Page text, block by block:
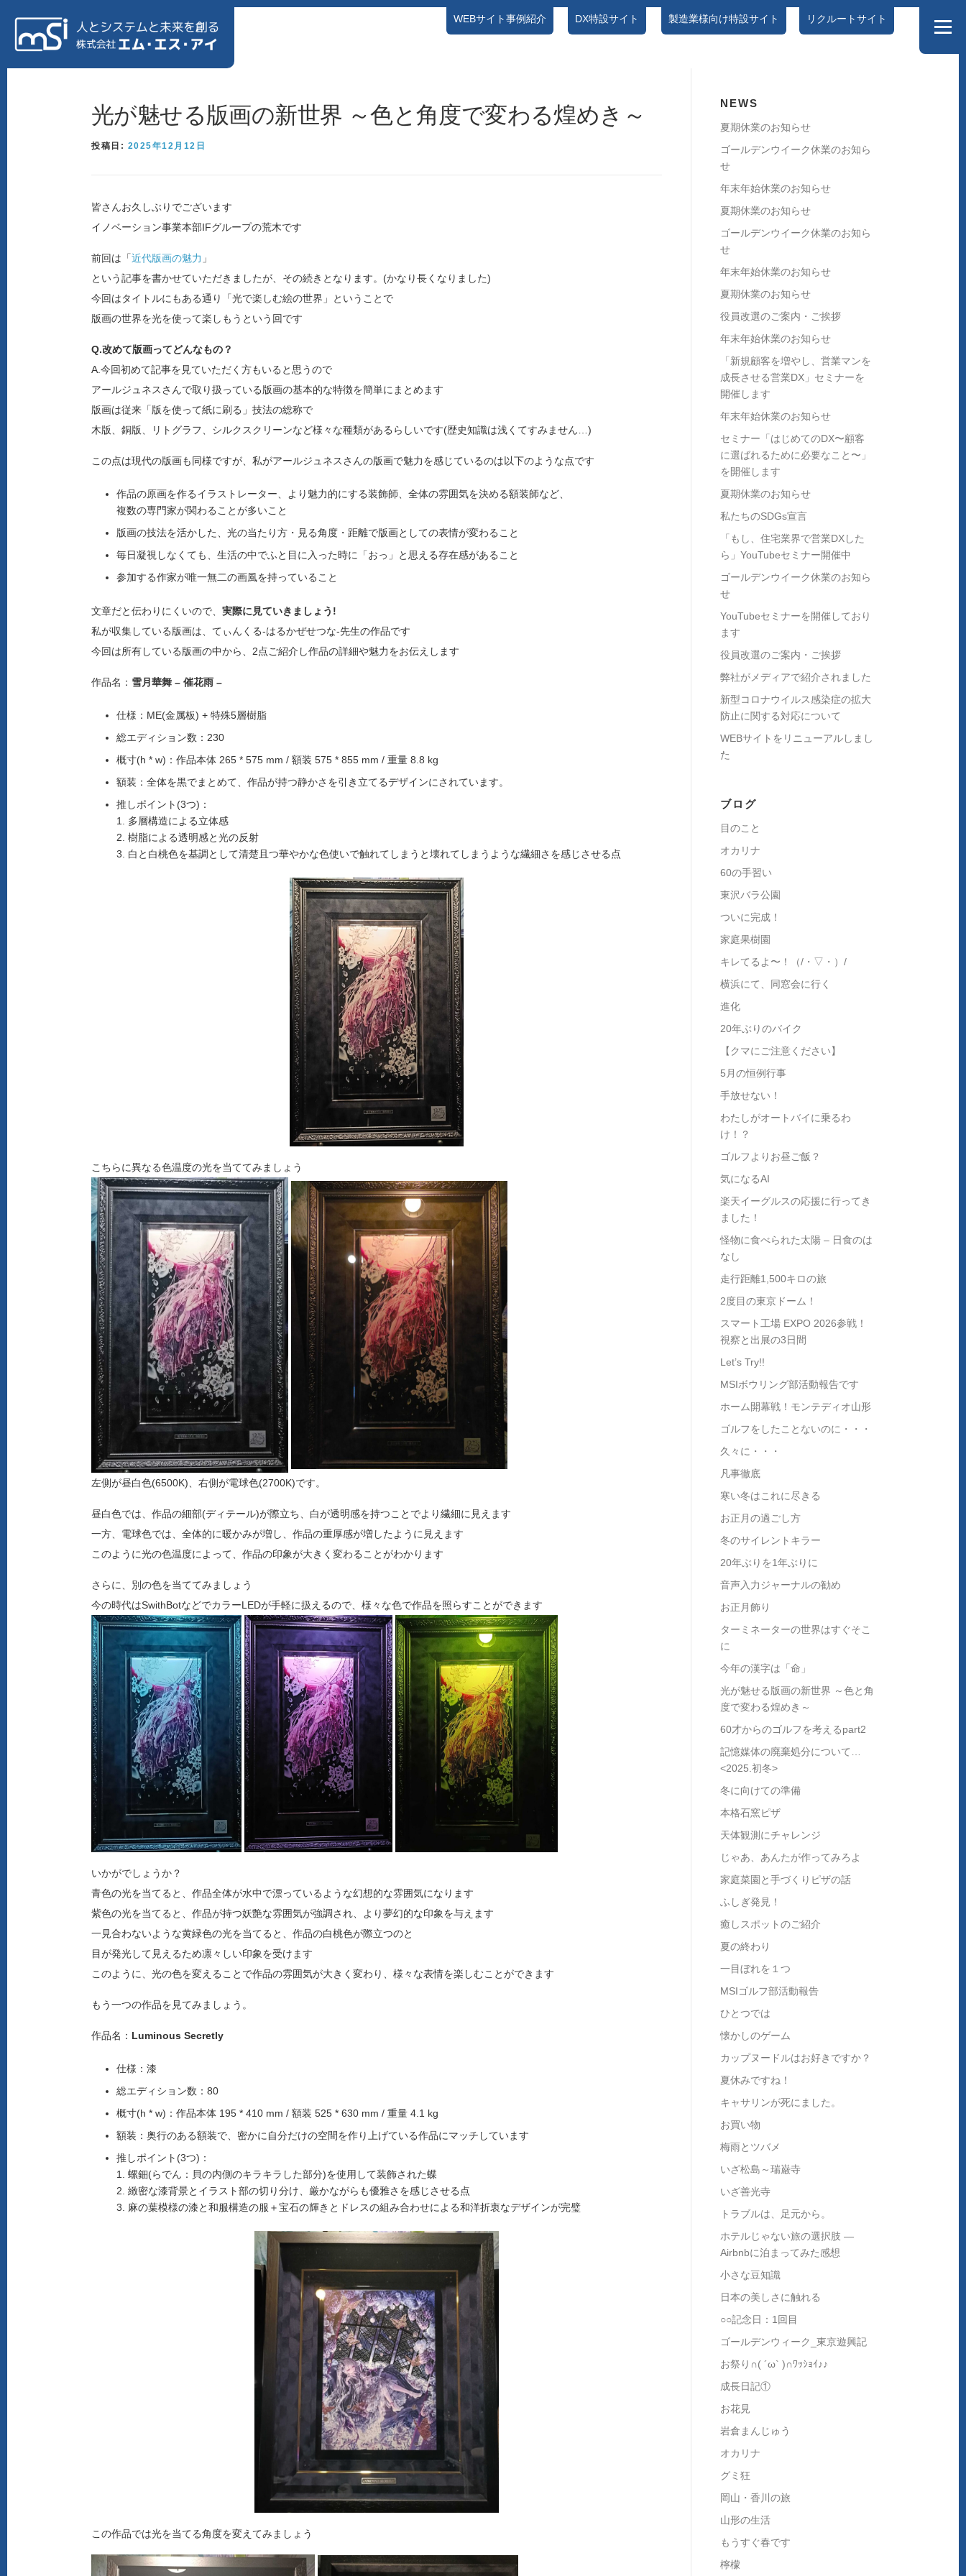
WEBサイト事例紹介 製造業様向け特設サイト
DX特設サイト リクルートサイト
メニュー
製造業様向け特設サイト リクルートサイト
光が魅せる版画の新世界 ～色と角度で変わる煌めき～
投稿日: 2025年12月12日
皆さんお久しぶりでございます
イノベーション事業本部IFグループの荒木です
前回は「近代版画の魅力 」
という記事を書かせていただきましたが、その続きとなります。(かなり長くなりました)
今回はタイトルにもある通り「光で楽しむ絵の世界」ということで
版画の世界を光を使って楽しもうという回です
Q.改めて版画ってどんなもの？
A.今回初めて記事を見ていただく方もいると思うので
アールジュネスさんで取り扱っている版画の基本的な特徴を簡単にまとめます
版画は従来「版を使って紙に刷る」技法の総称で
木版、銅版、リトグラフ、シルクスクリーンなど様々な種類があるらしいです(歴史知識は浅くてすみません…)
この点は現代の版画も同様ですが、私がアールジュネスさんの版画で魅力を感じているのは以下のような点です
作品の原画を作るイラストレーター、より魅力的にする装飾師、全体の雰囲気を決める額装師など、
複数の専門家が関わることが多いこと
版画の技法を活かした、光の当たり方・見る角度・距離で版画としての表情が変わること
毎日凝視しなくても、生活の中でふと目に入った時に「おっ」と思える存在感があること
参加する作家が唯一無二の画風を持っていること
文章だと伝わりにくいので、 実際に見ていきましょう!
私が収集している版画は、てぃんくる-はるかぜせつな-先生の作品です
今回は所有している版画の中から、2点ご紹介し作品の詳細や魅力をお伝えします
作品名： 雪月華舞 – 催花雨 –
仕様：ME(金属板) + 特殊5層樹脂
総エディション数：230
概寸(h * w)：作品本体 265 * 575 mm / 額装 575 * 855 mm / 重量 8.8 kg
額装：全体を黒でまとめて、作品が持つ静かさを引き立てるデザインにされています。
推しポイント(3つ)：
1. 多層構造による立体感
2. 樹脂による透明感と光の反射
3. 白と白桃色を基調として清楚且つ華やかな色使いで触れてしまうと壊れてしまうような繊細さを感じさせる点
こちらに異なる色温度の光を当ててみましょう
左側が昼白色(6500K)、右側が電球色(2700K)です。
昼白色では、作品の細部(ディテール)が際立ち、白が透明感を持つことでより繊細に見えます
一方、電球色では、全体的に暖かみが増し、作品の重厚感が増したように見えます
このように光の色温度によって、作品の印象が大きく変わることがわかります
さらに、別の色を当ててみましょう
今の時代はSwithBotなどでカラーLEDが手軽に扱えるので、様々な色で作品を照らすことができます
いかがでしょうか？
青色の光を当てると、作品全体が水中で漂っているような幻想的な雰囲気になります
紫色の光を当てると、作品が持つ妖艶な雰囲気が強調され、より夢幻的な印象を与えます
一見合わないような黄緑色の光を当てると、作品の白桃色が際立つのと
目が発光して見えるため凛々しい印象を受けます
このように、光の色を変えることで作品の雰囲気が大きく変わり、様々な表情を楽しむことができます
もう一つの作品を見てみましょう。
作品名： Luminous Secretly
仕様：漆
総エディション数：80
概寸(h * w)：作品本体 195 * 410 mm / 額装 525 * 630 mm / 重量 4.1 kg
額装：奥行のある額装で、密かに自分だけの空間を作り上げている作品にマッチしています
推しポイント(3つ)：
1. 螺鈿(らでん：貝の内側のキラキラした部分)を使用して装飾された蝶
2. 緻密な漆背景とイラスト部の切り分け、厳かながらも優雅さを感じさせる点
3. 麻の葉模様の漆と和服構造の服＋宝石の輝きとドレスの組み合わせによる和洋折衷なデザインが完璧
この作品では光を当てる角度を変えてみましょう
NEWS
夏期休業のお知らせ
ゴールデンウイーク休業のお知ら
せ
年末年始休業のお知らせ
夏期休業のお知らせ
ゴールデンウイーク休業のお知ら
せ
年末年始休業のお知らせ
夏期休業のお知らせ
役員改選のご案内・ご挨拶
年末年始休業のお知らせ
「新規顧客を増やし、営業マンを
成長させる営業DX」セミナーを
開催します
年末年始休業のお知らせ
セミナー「はじめてのDX〜顧客
に選ばれるために必要なこと〜」
を開催します
夏期休業のお知らせ
私たちのSDGs宣言
「もし、住宅業界で営業DXした
ら」YouTubeセミナー開催中
ゴールデンウイーク休業のお知ら
せ
YouTubeセミナーを開催しており
ます
役員改選のご案内・ご挨拶
弊社がメディアで紹介されました
新型コロナウイルス感染症の拡大
防止に関する対応について
WEBサイトをリニューアルしまし
た
ブログ
目のこと
オカリナ
60の手習い
東沢バラ公園
ついに完成！
家庭果樹園
キレてるよ〜！（/・▽・）/
横浜にて、同窓会に行く
進化
20年ぶりのバイク
【クマにご注意ください】
5月の恒例行事
手放せない！
わたしがオートバイに乗るわ
け！？
ゴルフよりお昼ご飯？
気になるAI
楽天イーグルスの応援に行ってき
ました！
怪物に食べられた太陽 – 日食のは
なし
走行距離1,500キロの旅
2度目の東京ドーム！
スマート工場 EXPO 2026参戦！
視察と出展の3日間
Let’s Try!!
MSIボウリング部活動報告です
ホーム開幕戦！モンテディオ山形
ゴルフをしたことないのに・・・
久々に・・・
凡事徹底
寒い冬はこれに尽きる
お正月の過ごし方
冬のサイレントキラー
20年ぶりを1年ぶりに
音声入力ジャーナルの勧め
お正月飾り
ターミネーターの世界はすぐそこ
に
今年の漢字は「命」
光が魅せる版画の新世界 ～色と角
度で変わる煌めき～
60才からのゴルフを考えるpart2
記憶媒体の廃棄処分について…
<2025.初冬>
冬に向けての準備
本格石窯ピザ
天体観測にチャレンジ
じゃあ、あんたが作ってみろよ
家庭菜園と手づくりピザの話
ふしぎ発見！
癒しスポットのご紹介
夏の終わり
一目ぼれを１つ
MSIゴルフ部活動報告
ひとつでは
懐かしのゲーム
カップヌードルはお好きですか？
夏休みですね！
キャサリンが死にました。
お買い物
梅雨とツバメ
いざ松島～瑞巌寺
いざ善光寺
トラブルは、足元から。
ホテルじゃない旅の選択肢 ―
Airbnbに泊まってみた感想
小さな豆知識
日本の美しさに触れる
○○記念日：1回目
ゴールデンウィーク_東京遊興記
お祭り∩( ´ω` )∩ﾜｯｼｮｲ♪♪
成長日記①
お花見
岩倉まんじゅう
オカリナ
グミ狂
岡山・香川の旅
山形の生活
もうすぐ春です
檸檬